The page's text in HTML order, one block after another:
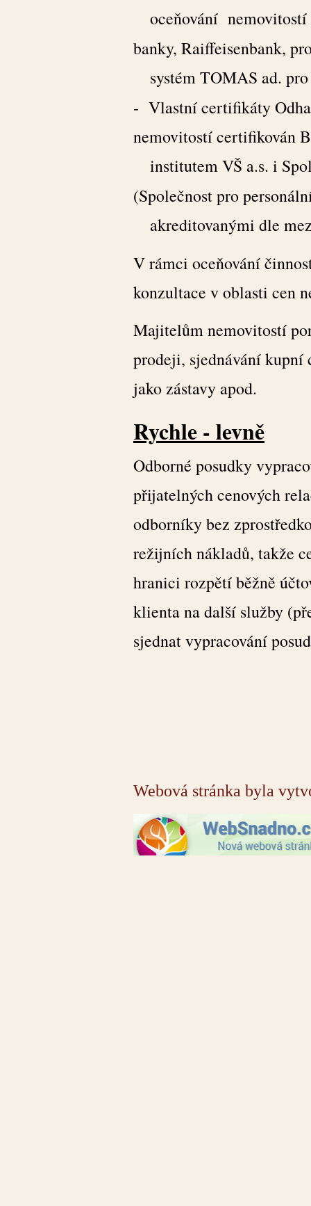
oceňování nemovitostí
banky, Raiffeisenbank,
systém TOMAS ad.
- Vlastní certifikáty
nemovitostí certifikován
institutem VŠ a.s. i
(Společnost pro
akreditovanými dle
V rámci oceňování
konzultace v oblasti cen
Majitelům nemovitostí
prodeji, sjednávání kupní
jako zástavy apod.
Rychle - levně
Odborné posudky
přijatelných cenových
odborníky bez
režijních nákladů, takže
hranici rozpětí běžně
klienta na další služby
sjednat vypracování
Webová stránka byla